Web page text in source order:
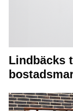
Lindbäcks